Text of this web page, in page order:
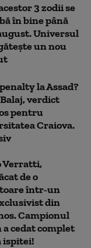
3 zodii se
în bine până
Universul
un nou
la Assad?
verdict
pentru
Craiova.
Verratti,
de o
într-un
din
Campionul
cedat complet
ispitei!